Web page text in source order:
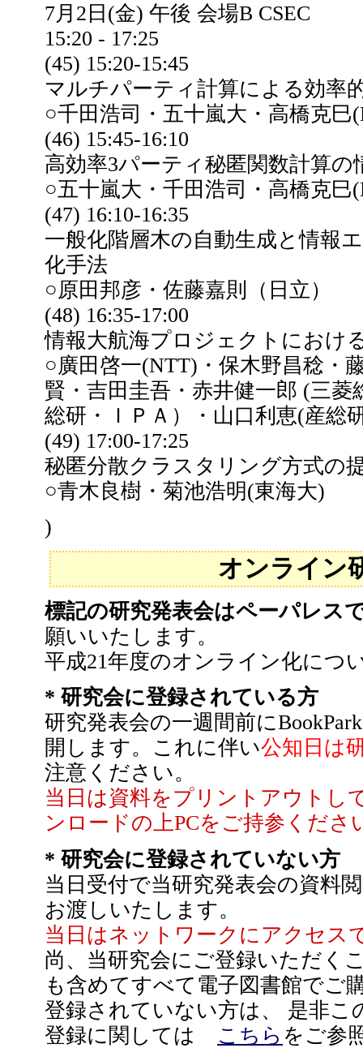
7月2日(金) 午後 会場B CSEC
15:20 - 17:25
(45) 15:20-15:45
マルチパーティ計算による効率
○千田浩司・五十嵐大・高橋克巳
(46) 15:45-16:10
高効率3パーティ秘匿関数計算の
○五十嵐大・千田浩司・高橋克巳
(47) 16:10-16:35
一般化階層木の自動生成と情報
化手法
○原田邦彦・佐藤嘉則（日立）
(48) 16:35-17:00
情報大航海プロジェクトにおけ
○廣田啓一(NTT)・保木野昌稔・
賢・吉田圭吾・赤井健一郎 (三
総研・ＩＰＡ）・山口利恵(産総
(49) 17:00-17:25
秘匿分散クラスタリング方式の
○青木良樹・菊池浩明(東海大)
)
オンライン
標記の研究発表会はペーパレス
願いいたします。
平成21年度のオンライン化につ
* 研究会に登録されている方
研究発表会の一週間前に
開します。これに伴い公知日は
注意ください。
当日は資料をプリントアウトし
ンロードの上PCをご持参くださ
* 研究会に登録されていない方
当日受付で当研究発表会の資料
お渡しいたします。
当日はネットワークにアクセス
尚、当研究会にご登録いただく
も含めてすべて電子図書館でご
登録されていない方は、 是非
登録に関しては
こちら をご参